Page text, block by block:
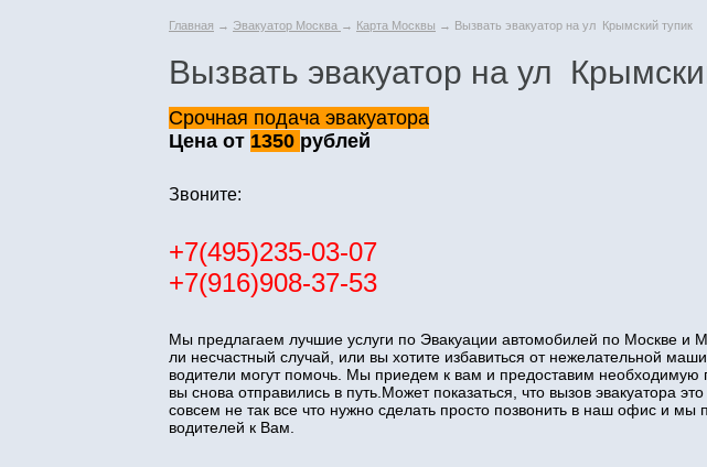
Главная → Эвакуатор Москва → Карта Москвы → Вызвать эвакуатор на ул Крымский тупик
Вызвать эвакуатор на ул
Срочная подача эвакуатора
Цена от 1350 рублей
Звоните:
+7(495)235-03-07
+7(916)908-37-53
Мы предлагаем лучшие услуги по Эвакуации автомобилей по Москве и
ли несчастный случай, или вы хотите избавиться от нежелательной
водители могут помочь. Мы приедем к вам и предоставим
вы снова отправились в путь.Может показаться, что вызов эвакуатора
совсем не так все что нужно сделать просто позвонить в наш офис и
водителей к Вам.